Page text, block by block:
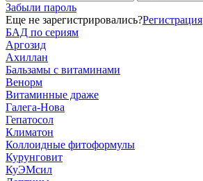
Забыли пароль
Еще не зарегистрировались?Регистрация
БАД по сериям
Аргозид
Ахиллан
Бальзамы с витаминами
Венорм
Витаминные драже
Галега-Нова
Гепатосол
Климатон
Коллоидные фитоформулы
Курунговит
КуЭМсил